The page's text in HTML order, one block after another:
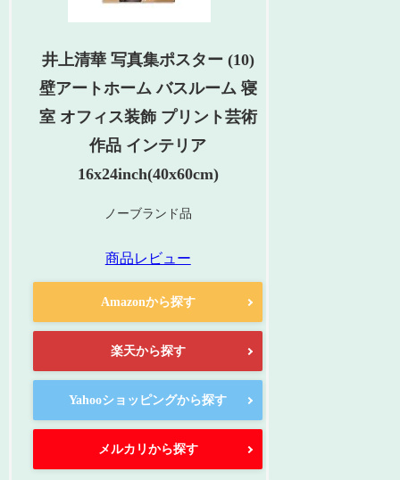
井上清華 写真集ポスター (10)
壁アートホーム バスルーム 寝
室 オフィス装飾 プリント芸術
作品 インテリア
16x24inch(40x60cm)
ノーブランド品
商品レビュー
Amazonから探す
楽天から探す
Yahooショッピングから探す
メルカリから探す